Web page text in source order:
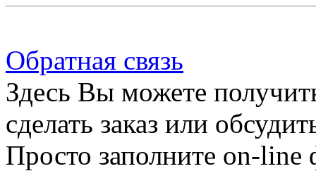
Обратная связь
Здесь Вы можете
сделать заказ или
Просто заполните on-